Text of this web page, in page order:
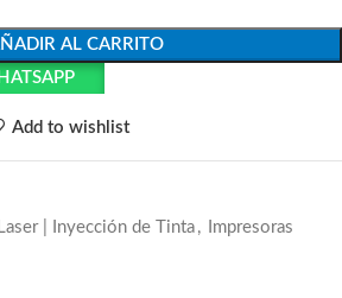
AL CARRITO
Add to wishlist
| Inyección de Tinta ,
Impresoras